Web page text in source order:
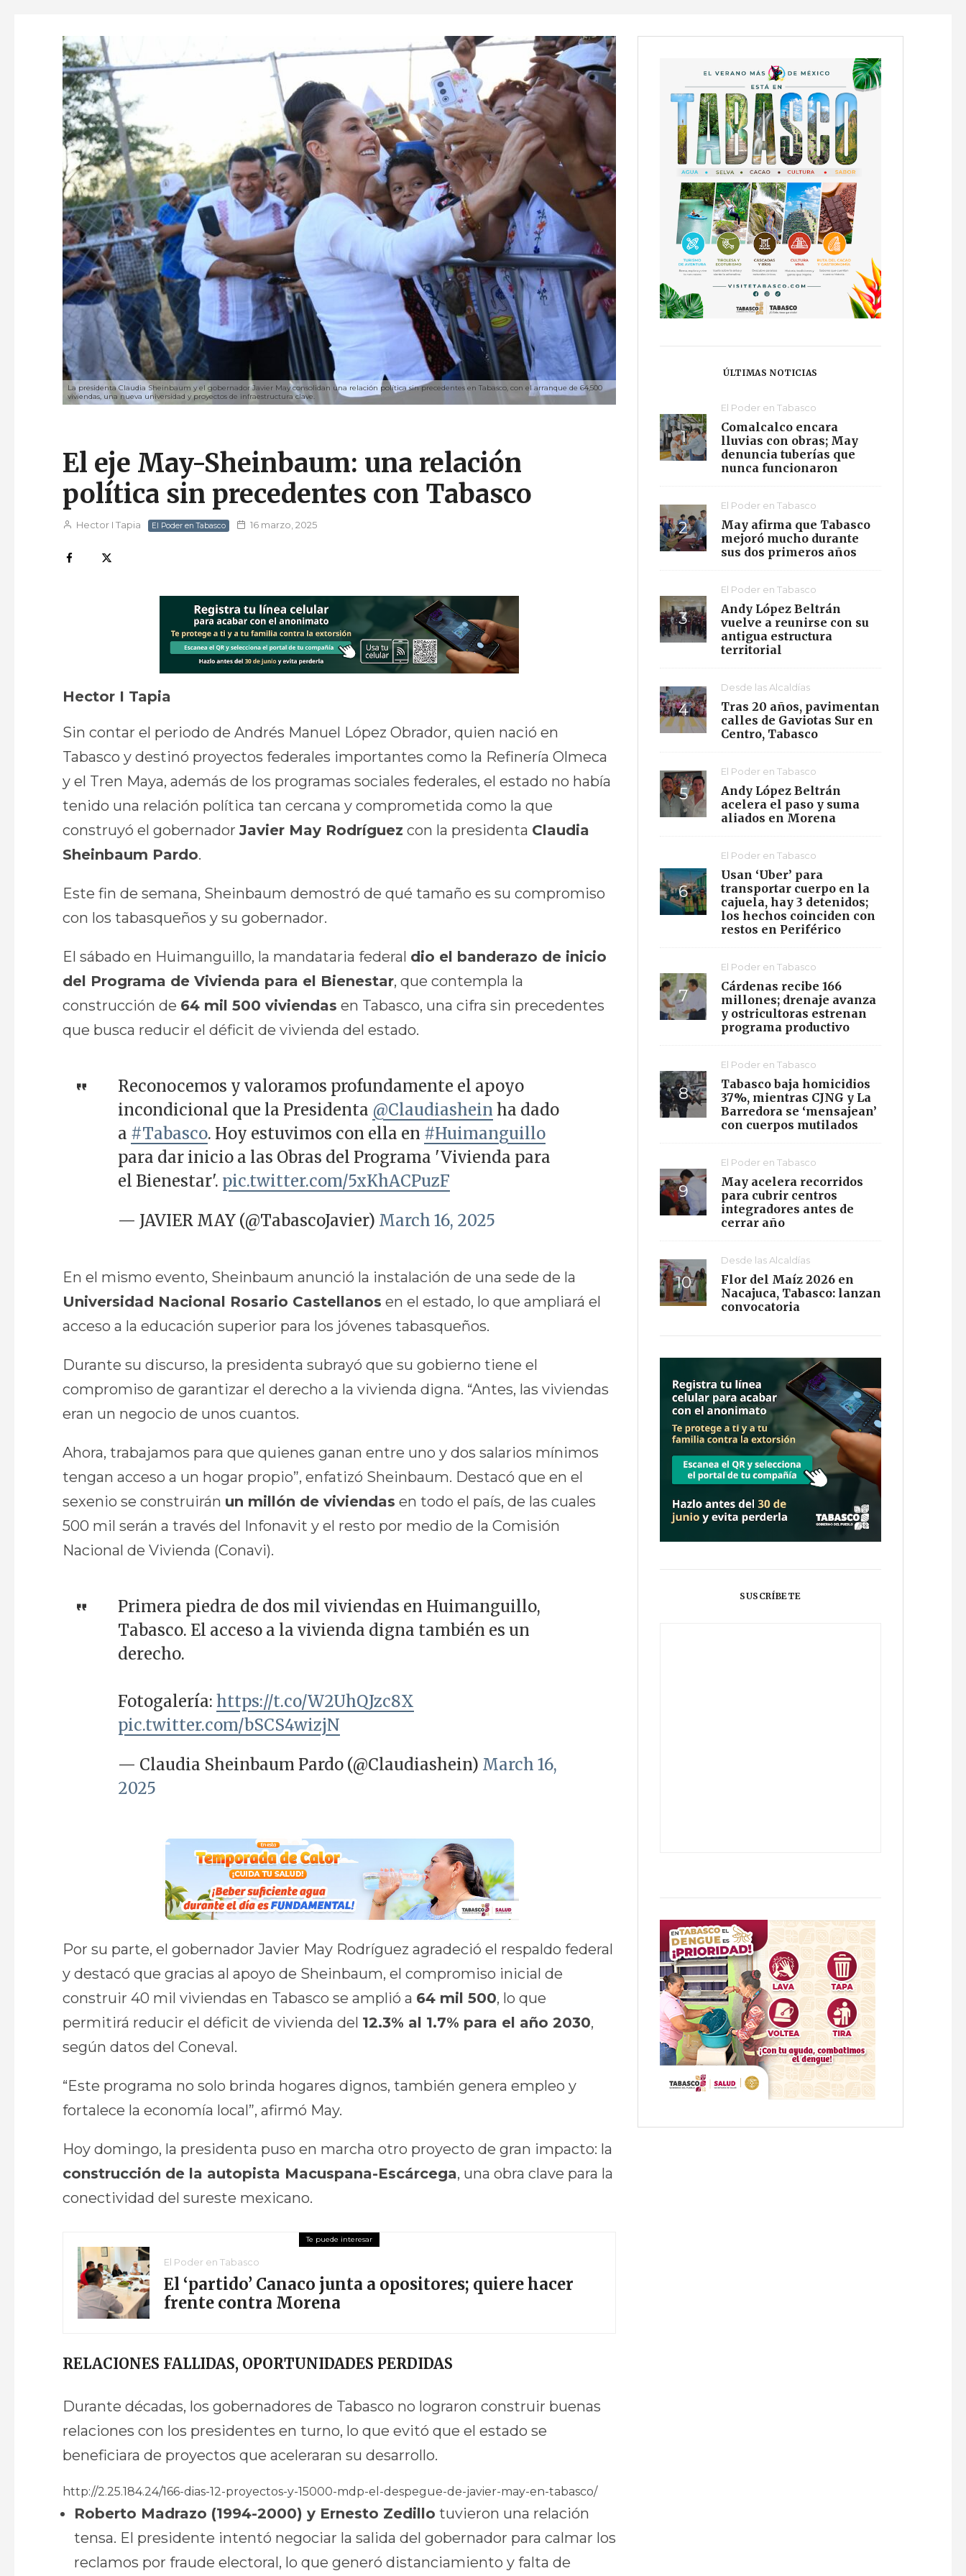
La presidenta Claudia Sheinbaum y el gobernador Javier May consolidan una relación política sin precedentes en Tabasco, con el arranque de 64,500
viviendas, una nueva universidad y proyectos de infraestructura clave.
El eje May-Sheinbaum: una relación
política sin precedentes con Tabasco
Hector I Tapia El Poder en Tabasco 16 marzo, 2025
Hector I Tapia
Sin contar el periodo de Andrés Manuel López Obrador, quien nació en
Tabasco y destinó proyectos federales importantes como la Refinería Olmeca
y el Tren Maya, además de los programas sociales federales, el estado no había
tenido una relación política tan cercana y comprometida como la que
construyó el gobernador Javier May Rodríguez con la presidenta Claudia
Sheinbaum Pardo.
Este fin de semana, Sheinbaum demostró de qué tamaño es su compromiso
con los tabasqueños y su gobernador.
El sábado en Huimanguillo, la mandataria federal dio el banderazo de inicio
del Programa de Vivienda para el Bienestar, que contempla la
construcción de 64 mil 500 viviendas en Tabasco, una cifra sin precedentes
que busca reducir el déficit de vivienda del estado.
Reconocemos y valoramos profundamente el apoyo
incondicional que la Presidenta @Claudiashein ha dado
a #Tabasco. Hoy estuvimos con ella en #Huimanguillo
para dar inicio a las Obras del Programa 'Vivienda para
el Bienestar'. pic.twitter.com/5xKhACPuzF
— JAVIER MAY (@TabascoJavier) March 16, 2025
En el mismo evento, Sheinbaum anunció la instalación de una sede de la
Universidad Nacional Rosario Castellanos en el estado, lo que ampliará el
acceso a la educación superior para los jóvenes tabasqueños.
Durante su discurso, la presidenta subrayó que su gobierno tiene el
compromiso de garantizar el derecho a la vivienda digna. “Antes, las viviendas
eran un negocio de unos cuantos.
Ahora, trabajamos para que quienes ganan entre uno y dos salarios mínimos
tengan acceso a un hogar propio”, enfatizó Sheinbaum. Destacó que en el
sexenio se construirán un millón de viviendas en todo el país, de las cuales
500 mil serán a través del Infonavit y el resto por medio de la Comisión
Nacional de Vivienda (Conavi).
Primera piedra de dos mil viviendas en Huimanguillo,
Tabasco. El acceso a la vivienda digna también es un
derecho.
Fotogalería: https://t.co/W2UhQJzc8X
pic.twitter.com/bSCS4wizjN
— Claudia Sheinbaum Pardo (@Claudiashein) March 16,
2025
Por su parte, el gobernador Javier May Rodríguez agradeció el respaldo federal
y destacó que gracias al apoyo de Sheinbaum, el compromiso inicial de
construir 40 mil viviendas en Tabasco se amplió a 64 mil 500, lo que
permitirá reducir el déficit de vivienda del 12.3% al 1.7% para el año 2030,
según datos del Coneval.
“Este programa no solo brinda hogares dignos, también genera empleo y
fortalece la economía local”, afirmó May.
Hoy domingo, la presidenta puso en marcha otro proyecto de gran impacto: la
construcción de la autopista Macuspana-Escárcega, una obra clave para la
conectividad del sureste mexicano.
El Poder en Tabasco
El ‘partido’ Canaco junta a opositores; quiere hacer
frente contra Morena
RELACIONES FALLIDAS, OPORTUNIDADES PERDIDAS
Durante décadas, los gobernadores de Tabasco no lograron construir buenas
relaciones con los presidentes en turno, lo que evitó que el estado se
beneficiara de proyectos que aceleraran su desarrollo.
http://2.25.184.24/166-dias-12-proyectos-y-15000-mdp-el-despegue-de-javier-may-en-tabasco/
Roberto Madrazo (1994-2000) y Ernesto Zedillo tuvieron una relación
tensa. El presidente intentó negociar la salida del gobernador para calmar los
reclamos por fraude electoral, lo que generó distanciamiento y falta de
ÚLTIMAS NOTICIAS
El Poder en Tabasco
Comalcalco encara
lluvias con obras; May
denuncia tuberías que
nunca funcionaron
El Poder en Tabasco
May afirma que Tabasco
mejoró mucho durante
sus dos primeros años
El Poder en Tabasco
Andy López Beltrán
vuelve a reunirse con su
antigua estructura
territorial
Desde las Alcaldías
Tras 20 años, pavimentan
calles de Gaviotas Sur en
Centro, Tabasco
El Poder en Tabasco
Andy López Beltrán
acelera el paso y suma
aliados en Morena
El Poder en Tabasco
Usan ‘Uber’ para
transportar cuerpo en la
cajuela, hay 3 detenidos;
los hechos coinciden con
restos en Periférico
El Poder en Tabasco
Cárdenas recibe 166
millones; drenaje avanza
y ostricultoras estrenan
programa productivo
El Poder en Tabasco
Tabasco baja homicidios
37%, mientras CJNG y La
Barredora se ‘mensajean’
con cuerpos mutilados
El Poder en Tabasco
May acelera recorridos
para cubrir centros
integradores antes de
cerrar año
Desde las Alcaldías
Flor del Maíz 2026 en
Nacajuca, Tabasco: lanzan
convocatoria
SUSCRÍBETE